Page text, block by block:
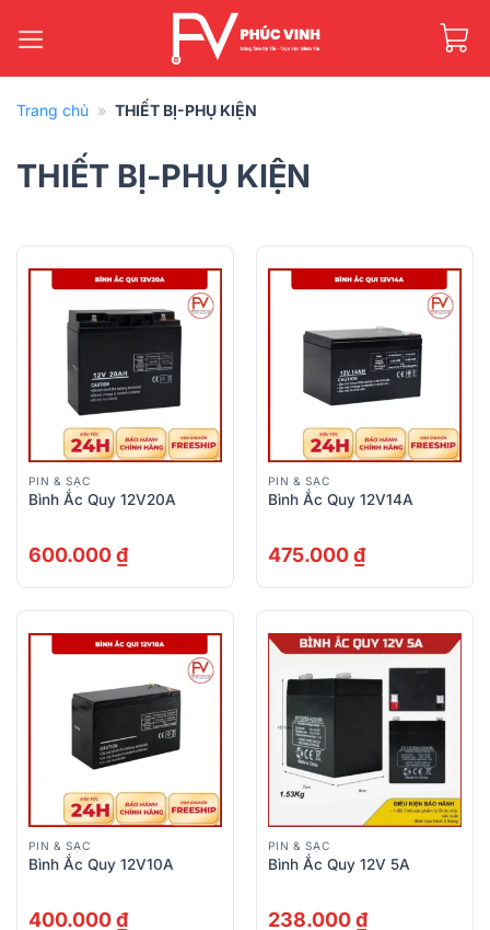
qua
THIẾT BỊ-PHỤ KIỆN
Trang chủ » THIẾT BỊ-PHỤ KIỆN
PIN & SẠC
Bình Ắc Quy 12V20A
600.000₫
PIN & SẠC
Bình Ắc Quy 12V14A
475.000₫
PIN & SẠC
Bình Ắc Quy 12V10A
400.000₫
PIN & SẠC
Bình Ắc Quy 12V 5A
238.000₫